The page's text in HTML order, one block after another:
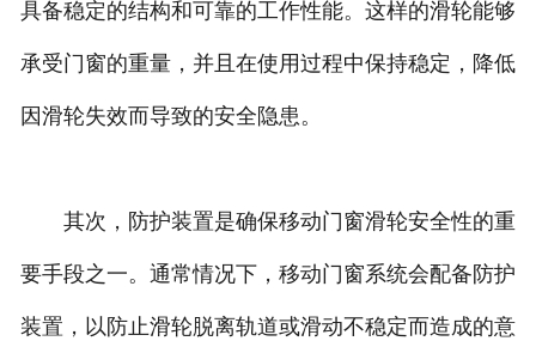
具备稳定的结构和可靠的工作性能。这样的滑轮能够
承受门窗的重量，并且在使用过程中保持稳定，降低
因滑轮失效而导致的安全隐患。
其次，防护装置是确保移动门窗滑轮安全性的重
要手段之一。通常情况下，移动门窗系统会配备防护
装置，以防止滑轮脱离轨道或滑动不稳定而造成的意